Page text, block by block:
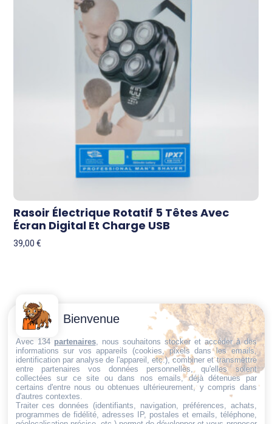
Rasoir Électrique Rotatif 5 Têtes Avec
Écran Digital Et Charge USB
39,00€
Trouvez ce qu'il vous faut,
au bon endroit
Conditions
générales
de vente
Politique de
cookies
Politique de
confidentialité
Mentions
Contactez-
Nous
Email:
dt@sasbms.fr
Bienvenue
Avec 134 partenaires, nous souhaitons stocker et accéder à des
informations sur vos appareils (cookies, pixels dans les emails,
identification par analyse de l'appareil, etc.), combiner et transmettre
entre partenaires vos données personnelles, qu'elles soient
collectées sur ce site ou dans nos emails, déjà détenues par
certains d'entre nous ou obtenues ultérieurement, y compris dans
d'autres contextes.
Traiter ces données (identifiants, navigation, préférences, achats,
programmes de fidélité, adresses IP, postales et emails, téléphone,